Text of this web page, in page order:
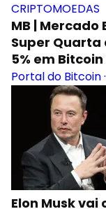
CRIPTOMOEDAS
MB |
Super
5% em Bitcoin
Portal do Bitcoin·
Elon Musk